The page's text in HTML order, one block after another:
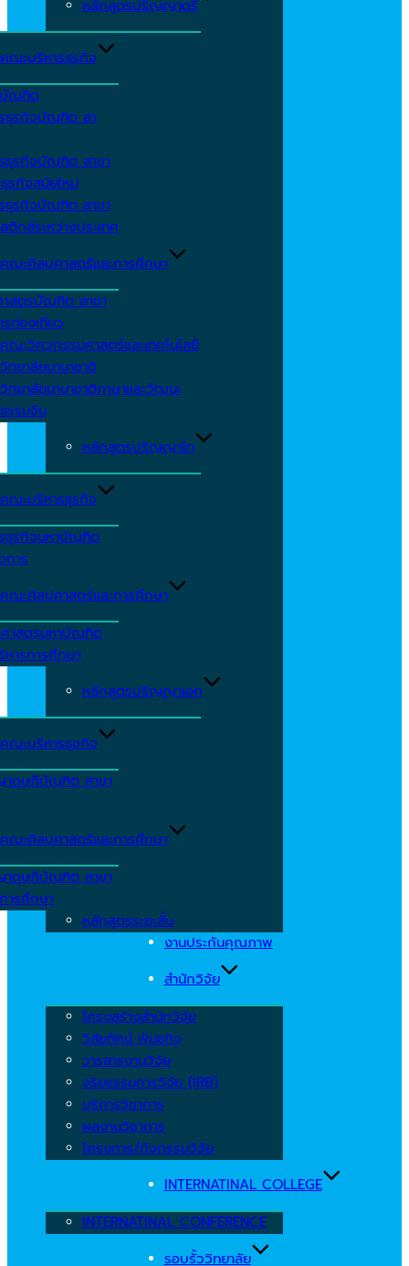
หลักสูตรปริญญาตรี
คณะบริหารธุรกิจ
ณฑิต
ธุรกิจบัณฑิต สา
ธุรกิจบัณฑิต สาขา
รกิจสมัยใหม่
ธุรกิจบัณฑิต สาขา
ติกส์ระหว่างประเทศ
คณะศิลปศาสตร์และการศึกษา
สตรบัณฑิต สาขา
ท่องเที่ยว
คณะวิศวกรรมศาสตร์และเทคโนโลยี
วิทยาลัยนานาชาติ
วิทยาลัยนานาชาติภาษาและวัฒนะ
ธรรมจีน
หลักสูตรปริญญาโท
คณะบริหารธุรกิจ
ธุรกิจมหาบัณฑิต
การ
คณะศิลปศาสตร์และการศึกษา
าสตรมหาบัณฑิต
หารการศึกษา
หลักสูตรปริญญาเอก
คณะบริหารธุจกิจ
ดุษฎีบัณฑิต สาขา
คณะศิลปศาสตร์และการศึกษา
ดุษฎีบัณฑิต สาขา
ารศึกษา
หลักสูตรระยะสั้น
งานประกันคุณภาพ
สำนักวิจัย
โครงสร้างสำนักวิจัย
วิสัยทัศน์ พันธกิจ
วารสารงานวิจัย
จริยธรรมการวิจัย (IRB)
บริการวิชาการ
ผลงานวิชาการ
โครงการ/กิจกรรมวิจัย
INTERNATINAL COLLEGE
INTERNATINAL CONFERENCE
รอบรั้ววิทยาลัย